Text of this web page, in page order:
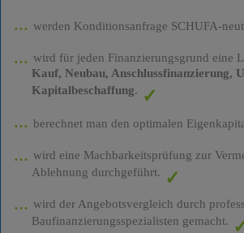
werden Konditionsanfrage SCHUFA-
wird für jeden Finanzierungsgrund eine
Kauf, Neubau, Anschlussfinanzierung,
Kapitalbeschaffung.
berechnet man den optimalen
wird eine Machbarkeitsprüfung zur
Ablehnung durchgeführt.
wird der Angebotsvergleich durch
Baufinanzierungsspezialisten gemacht.